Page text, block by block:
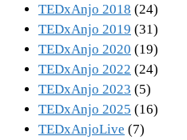
TEDxAnjo 2018 (24)
TEDxAnjo 2019 (31)
TEDxAnjo 2020 (19)
TEDxAnjo 2022 (24)
TEDxAnjo 2023 (5)
TEDxAnjo 2025 (16)
TEDxAnjoLive (7)